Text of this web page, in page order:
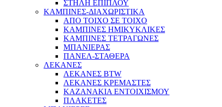
ΣΤΗΛΗ ΕΠΙΠΛΟΥ
ΚΑΜΠΙΝΕΣ-ΔΙΑΧΩΡΙΣΤΙΚΑ
ΑΠΟ ΤΟΙΧΟ ΣΕ ΤΟΙΧΟ
ΚΑΜΠΙΝΕΣ ΗΜΙΚΥΚΛΙΚΕΣ
ΚΑΜΠΙΝΕΣ ΤΕΤΡΑΓΩΝΕΣ
ΜΠΑΝΙΕΡΑΣ
ΠΑΝΕΛ-ΣΤΑΘΕΡΑ
ΛΕΚΑΝΕΣ
ΛΕΚΑΝΕΣ BTW
ΛΕΚΑΝΕΣ ΚΡΕΜΑΣΤΕΣ
ΚΑΖΑΝΑΚΙΑ ΕΝΤΟΙΧΙΣΜΟΥ
ΠΛΑΚΕΤΕΣ